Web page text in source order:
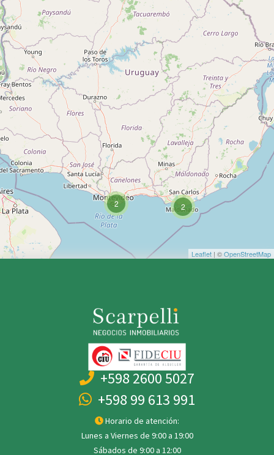
2 2
Leaflet | ©OpenStreetMap
+598 2600 5027
+598 99 613 991
Horario de atención:
Lunes a Viernes de 9:00 a 19:00
Sábados de 9:00 a 12:00